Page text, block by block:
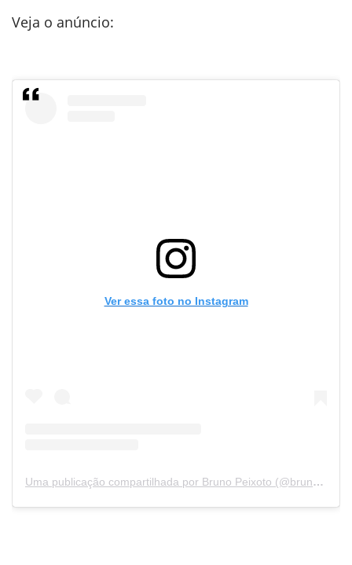
Veja o anúncio:
Ver essa foto no Instagram
Uma publicação compartilhada por Bruno Peixoto (@brunopeixotooficial)